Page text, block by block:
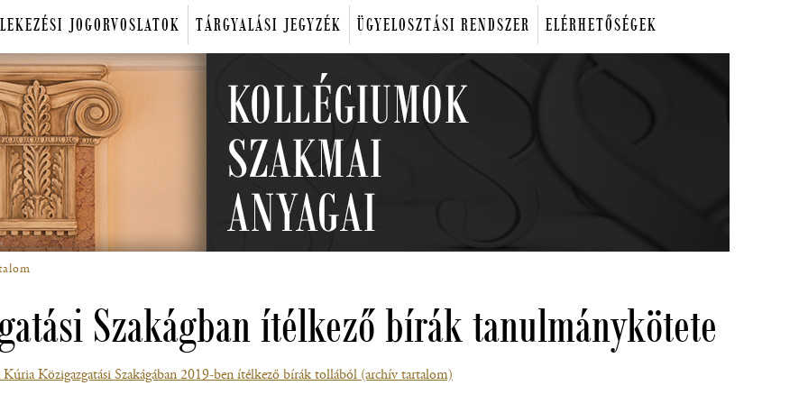
JOGORVOSLATOK TÁRGYALÁSI JEGYZÉK ÜGYELOSZTÁSI RENDSZER ELÉRHETŐSÉGEK
Szakágban ítélkező bírák tanulmánykötete
Közigazgatási Szakágában 2019-ben ítélkező bírák tollából (archív tartalom)